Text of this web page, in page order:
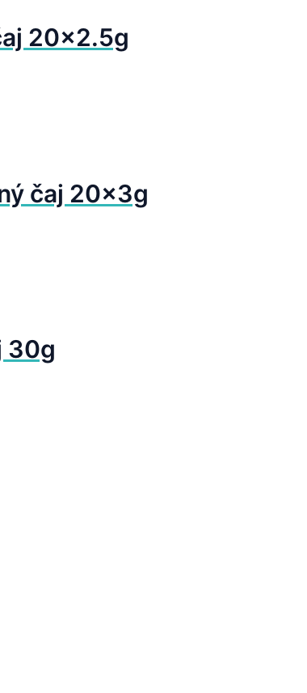
20×2.5g
čaj 20x3g
30g